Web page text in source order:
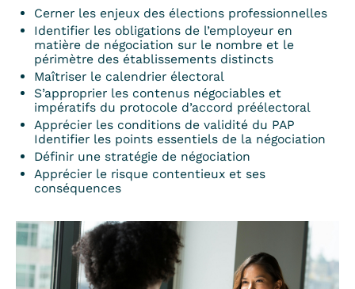
Cerner les enjeux des élections professionnelles
Identifier les obligations de l’employeur en
matière de négociation sur le nombre et le
périmètre des établissements distincts
Maîtriser le calendrier électoral
S’approprier les contenus négociables et
impératifs du protocole d’accord préélectoral
Apprécier les conditions de validité du PAP
Identifier les points essentiels de la négociation
Définir une stratégie de négociation
Apprécier le risque contentieux et ses
conséquences